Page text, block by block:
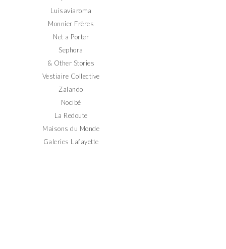
Luisaviaroma
Monnier Frères
Net a Porter
Sephora
& Other Stories
Vestiaire Collective
Zalando
Nocibé
La Redoute
Maisons du Monde
Galeries Lafayette